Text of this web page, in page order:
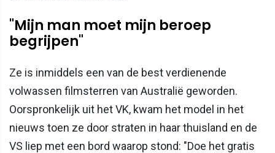
"Mijn man moet mijn beroep
begrijpen"
Ze is inmiddels een van de best verdienende
volwassen filmsterren van Australië geworden.
Oorspronkelijk uit het VK, kwam het model in het
nieuws toen ze door straten in haar thuisland en de
VS liep met een bord waarop stond: "Doe het gratis